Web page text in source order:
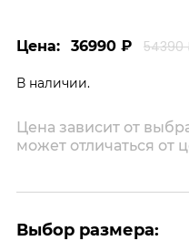
Цена: 36990 ₽ 54390
В наличии.
Цена зависит от
может отличаться от
Выбор размера: